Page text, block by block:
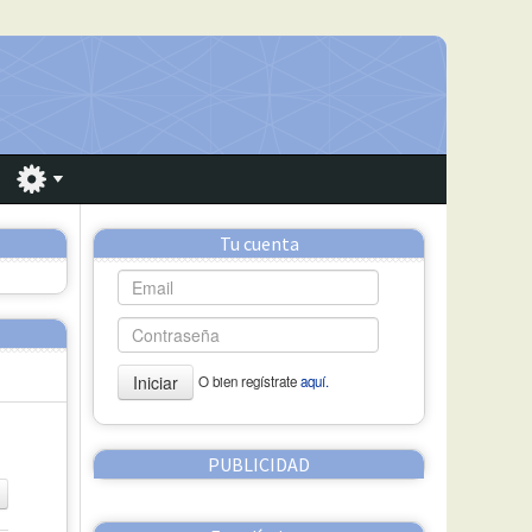
Tu cuenta
Iniciar O bien regístrateaquí.
PUBLICIDAD